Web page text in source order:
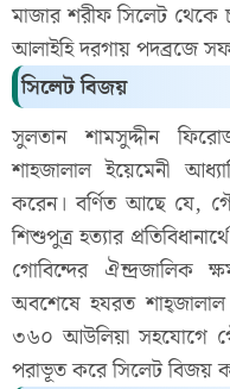
মাজার শরীফ সিলেট থেকে
আলাইহি দরগায় পদব্রজে
সিলেট বিজয়
সুলতান শামসুদ্দীন
শাহজালাল ইয়েমেনী
করেন। বর্ণিত আছে যে,
শিশুপুত্র হত্যার
গোবিন্দের ঐন্দ্রজালিক
অবশেষে হযরত শাহ্জালাল
৩৬০ আউলিয়া সহযোগে
পরাভূত করে সিলেট বিজয়